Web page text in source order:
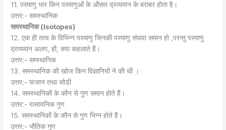
11. परमाणु भार किन परमाणुओं के औसत द्रव्यमान के बराबर होता है।
उत्तर:- समस्थानिक
समस्थानिक (Isotopes)
12. एक ही तत्व के विभिन्न परमाणु जिनकी परमाणु संख्या समान हो ,परन्तु परमाणु
द्रव्यमान अलग, हों, क्या कहलाते हैं।
उत्तर:- सम्स्थानिक
13. समस्थानिक की खोज किन विज्ञानियों ने की थी ।
उत्तर:- फजान तथा सोडी
14. समस्थानिकों के कौन से गुण समान होते हैं।
उत्तर:- रासायनिक गुण
15. समस्थानिकों के कौन से गुण भिन्न होते हैं।
उत्तर:- भौतिक गुण